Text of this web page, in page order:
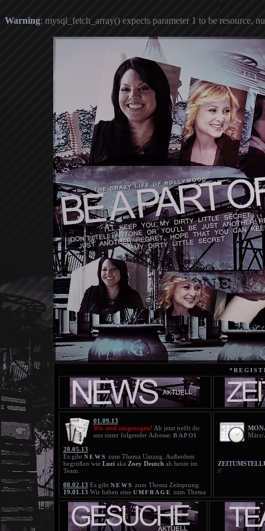
Warning: mysql_fetch_array() expects parameter 1 to be resource,
01.09.13
Wir sind umgezogen! Ab jetzt trefft ihr
uns unter folgender Adresse: BAPOI
28.05.13
Es gibt NEWS zum Thema Umzug. Außerdem
begrüßen wie Luziaka Zoey Deutchab heute im
Team.
08.02.13 Es gibt NEWS zum Thema Zeitsprung.
19.01.13 Wir haben eine UMFRAGE zum Thema
18.01.13Die neueBLACKLISTist online!
21.11.12Die neueBLACKLISTist online!
25.10.12Die Blacklist wurde gelöscht!
20.10.12Die neueBLACKLISTist online!
//